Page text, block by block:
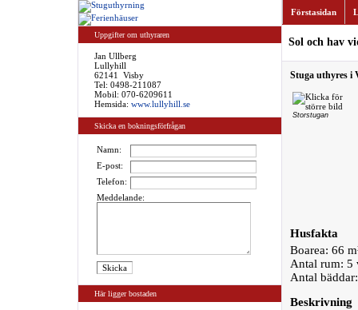
Uppgifter om uthyraren
Jan Ullberg
Lullyhill
62141 Visby
Tel: 0498-211087
Mobil: 070-6209611
Hemsida: www.lullyhill.se
Skicka en bokningsförfrågan
Namn:
E-post:
Telefon:
Meddelande:
Här ligger bostaden
Förstasidan
Sol och hav
Stuga uthyres i
Storstugan
Husfakta
Boarea: 66
Antal rum: 5
Antal
Beskrivning